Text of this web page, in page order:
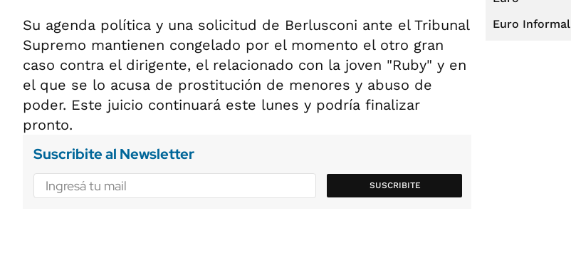
Su agenda política y una solicitud de Berlusconi ante el Tribunal
Supremo mantienen congelado por el momento el otro gran
caso contra el dirigente, el relacionado con la joven "Ruby" y en
el que se lo acusa de prostitución de menores y abuso de
poder. Este juicio continuará este lunes y podría finalizar
pronto.
Suscribite al Newsletter
SUSCRIBITE
Euro Informal